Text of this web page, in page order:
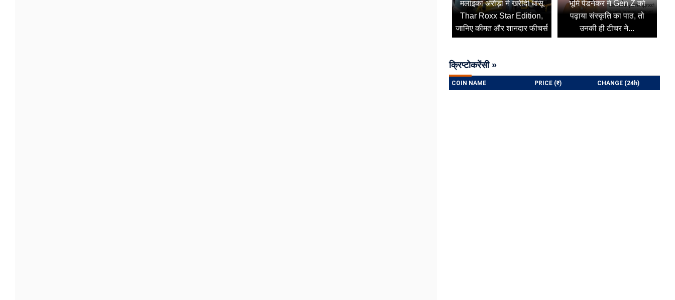
मलाइका अरोड़ा ने खरीदी धांसू
Thar Roxx Star Edition,
जानिए कीमत और शानदार फीचर्स
भूमि पेडनेकर ने Gen Z को
पढ़ाया संस्कृति का पाठ, तो
उनकी ही टीचर ने...
क्रिप्टोकरेंसी »